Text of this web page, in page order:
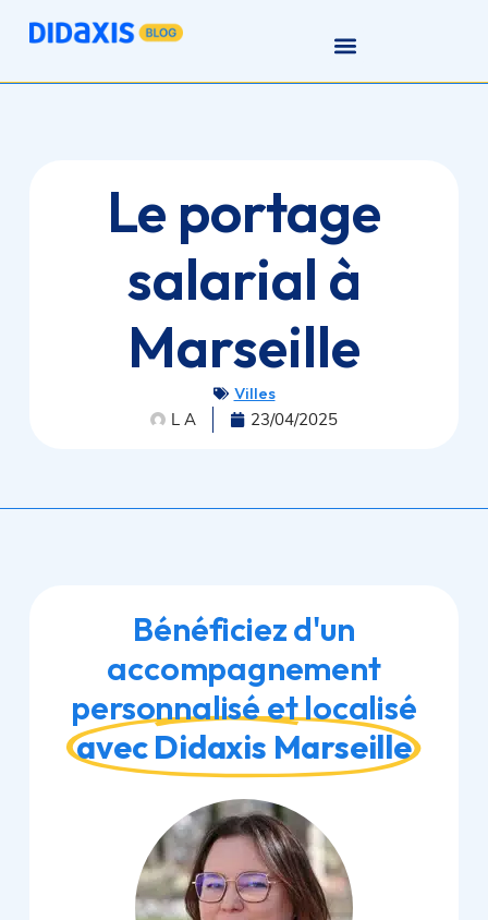
Le portage
salarial à
Marseille
Villes
L A
23/04/2025
Bénéficiez d'un
accompagnement
personnalisé et localisé
avec Didaxis Marseille